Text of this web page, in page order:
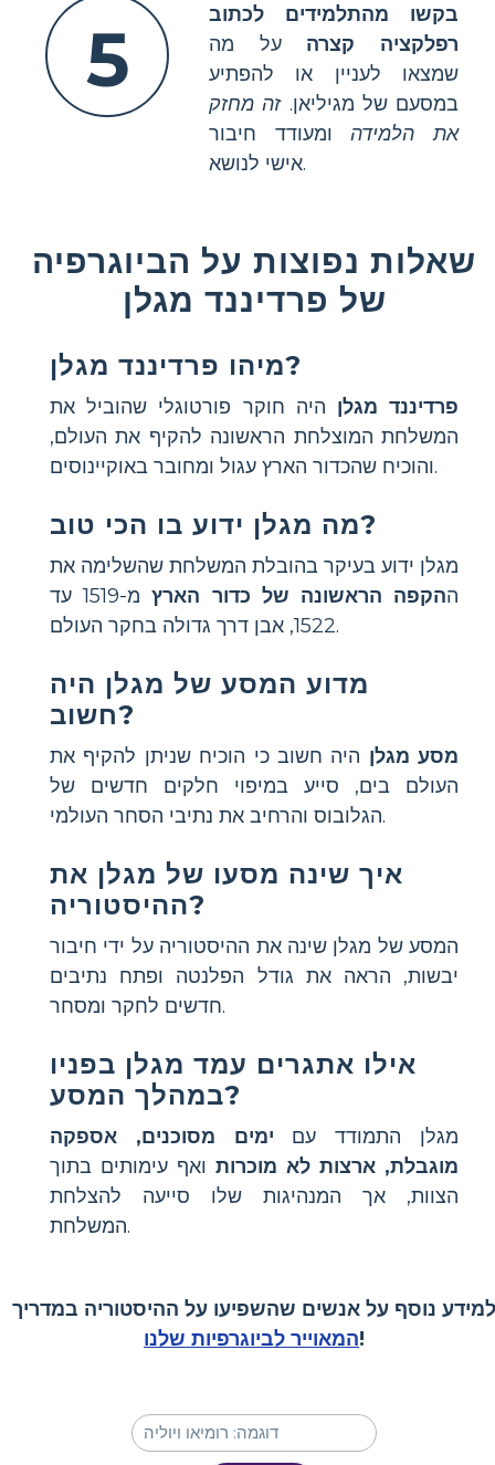
5
בקשו מהתלמידים לכתוב
רפלקציה קצרה על מה
שמצאו לעניין או להפתיע
במסעם של מגיליאן.זה מחזק
את הלמידהומעודד חיבור
אישי לנושא.
שאלות נפוצות על הביוגרפיה
של פרדיננד מגלן
מיהו פרדיננד מגלן?
פרדיננד מגלן היה חוקר פורטוגלי שהוביל את
המשלחת המוצלחת הראשונה להקיף את העולם,
והוכיח שהכדור הארץ עגול ומחובר באוקיינוסים.
מה מגלן ידוע בו הכי טוב?
מגלן ידוע בעיקר בהובלת המשלחת שהשלימה את
ההקפה הראשונה של כדור הארץ
מ-1519 עד
1522, אבן דרך גדולה בחקר העולם.
מדוע המסע של מגלן היה
חשוב?
מסע מגלן היה חשוב כי הוכיח שניתן להקיף את
העולם בים, סייע במיפוי חלקים חדשים של
הגלובוס והרחיב את נתיבי הסחר העולמי.
איך שינה מסעו של מגלן את
ההיסטוריה?
המסע של מגלן שינה את ההיסטוריה על ידי חיבור
יבשות, הראה את גודל הפלנטה ופתח נתיבים
חדשים לחקר ומסחר.
אילו אתגרים עמד מגלן בפניו
במהלך המסע?
מגלן התמודד עם ימים מסוכנים, אספקה
מוגבלת, ארצות לא מוכרות ואף עימותים בתוך
הצוות, אך המנהיגות שלו סייעה להצלחת
המשלחת.
למידע נוסף על אנשים שהשפיעו על ההיסטוריה במדריך
המאוייר לביוגרפיות שלנו!